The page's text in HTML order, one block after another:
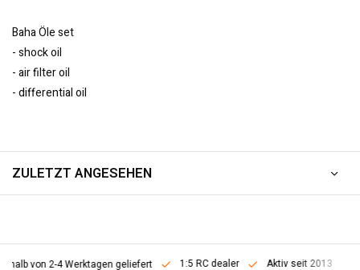
Baha Öle set
- shock oil
- air filter oil
- differential oil
ZULETZT ANGESEHEN
von 2-4 Werktagen geliefert 1:5 RC dealer Aktiv seit 2013